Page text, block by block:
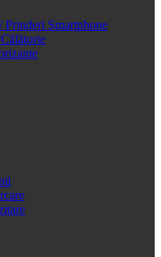
Prinderi Smartphone